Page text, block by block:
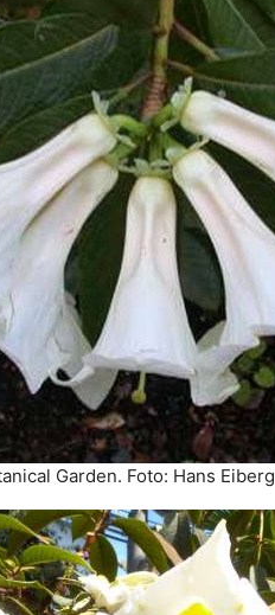
Garden. Foto: Hans Eiberg